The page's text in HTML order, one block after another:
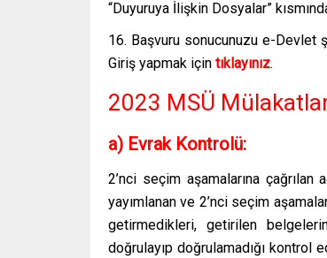
“Duyuruya İlişkin Dosyalar”
16. Başvuru sonucunuzu e-Devlet
Giriş yapmak için tıklayınız.
2023 MSÜ
a) Evrak Kontrolü:
2’nci seçim aşamalarına
yayımlanan ve 2’nci seçim
getirmedikleri, getirilen
doğrulayıp doğrulamadığı kontrol